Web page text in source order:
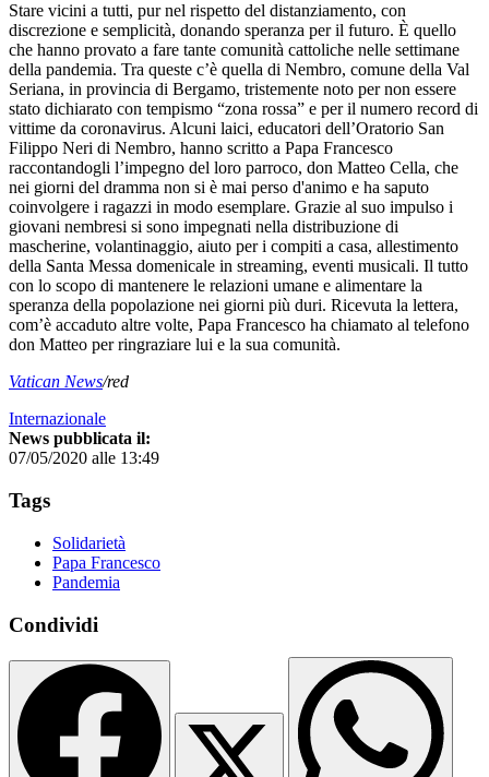
Stare vicini a tutti, pur nel rispetto del distanziamento, con
discrezione e semplicità, donando speranza per il futuro. È quello
che hanno provato a fare tante comunità cattoliche nelle settimane
della pandemia. Tra queste c’è quella di Nembro, comune della Val
Seriana, in provincia di Bergamo, tristemente noto per non essere
stato dichiarato con tempismo “zona rossa” e per il numero record di
vittime da coronavirus. Alcuni laici, educatori dell’Oratorio San
Filippo Neri di Nembro, hanno scritto a Papa Francesco
raccontandogli l’impegno del loro parroco, don Matteo Cella, che
nei giorni del dramma non si è mai perso d'animo e ha saputo
coinvolgere i ragazzi in modo esemplare. Grazie al suo impulso i
giovani nembresi si sono impegnati nella distribuzione di
mascherine, volantinaggio, aiuto per i compiti a casa, allestimento
della Santa Messa domenicale in streaming, eventi musicali. Il tutto
con lo scopo di mantenere le relazioni umane e alimentare la
speranza della popolazione nei giorni più duri. Ricevuta la lettera,
com’è accaduto altre volte, Papa Francesco ha chiamato al telefono
don Matteo per ringraziare lui e la sua comunità.
Vatican News/red
Internazionale
News pubblicata il:
07/05/2020 alle 13:49
Tags
Solidarietà
Papa Francesco
Pandemia
Condividi